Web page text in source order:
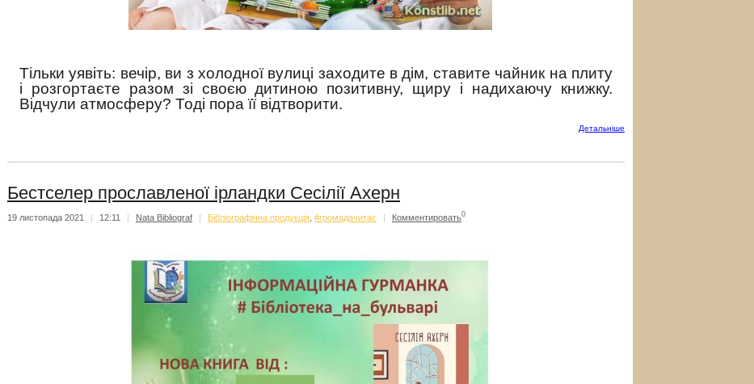
Тільки уявіть: вечір, ви з холодної вулиці заходите в дім, ставите чайник на плиту
і розгортаєте разом зі своєю дитиною позитивну, щиру і надихаючу книжку.
Відчули атмосферу? Тоді пора її відтворити.
Детальнiше
Бестселер прославленої ірландки Сесілії Ахерн
19 листопада 2021 | 12:11 | Nata Bibliograf | Бібліографічна продукція #громадачитає | Комментировать0